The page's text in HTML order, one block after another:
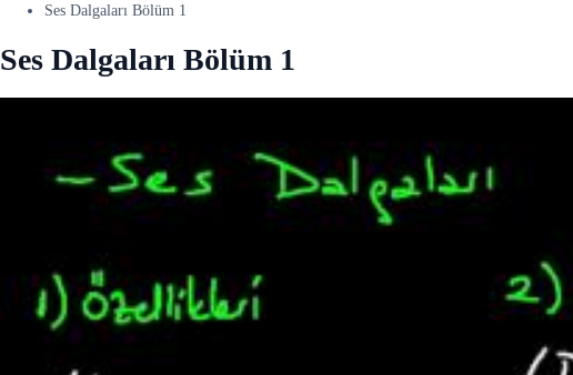
Ses Dalgaları Bölüm 1
Ses Dalgaları Bölüm 1